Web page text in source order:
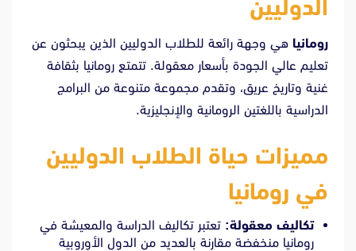
الدوليين
رومانيا هي وجهة رائعة للطلاب الدوليين الذين يبحثون عن
تعليم عالي الجودة بأسعار معقولة. تتمتع رومانيا بثقافة
غنية وتاريخ عريق، وتقدم مجموعة متنوعة من البرامج
الدراسية باللغتين الرومانية والإنجليزية.
مميزات حياة الطلاب الدوليين
في رومانيا
تكاليف معقولة: تعتبر تكاليف الدراسة والمعيشة في
رومانيا منخفضة مقارنة بالعديد من الدول الأوروبية